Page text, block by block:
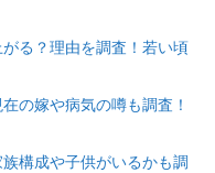
る？理由を調査！若い頃
の嫁や病気の噂も調査！
構成や子供がいるかも調